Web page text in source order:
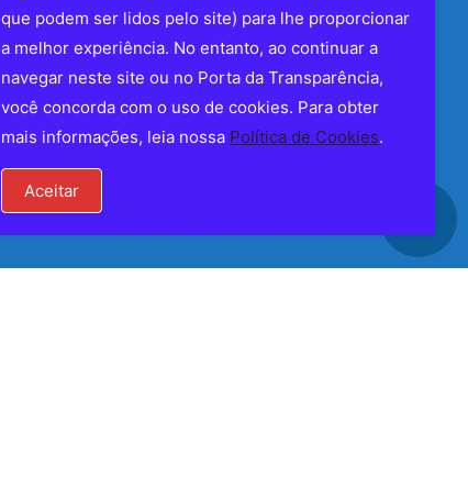
que podem ser lidos pelo site) para lhe proporcionar
a melhor experiência. No entanto, ao continuar a
navegar neste site ou no Porta da Transparência,
você concorda com o uso de cookies. Para obter
mais informações, leia nossa Política de Cookies.
Aceitar